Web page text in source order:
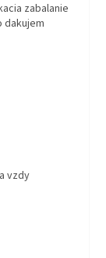
zabalanie
vzdy